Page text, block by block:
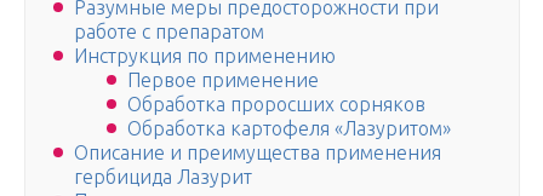
Разумные меры предосторожности при
работе с препаратом
Инструкция по применению
Первое применение
Обработка проросших сорняков
Обработка картофеля «Лазуритом»
Описание и преимущества применения
гербицида Лазурит